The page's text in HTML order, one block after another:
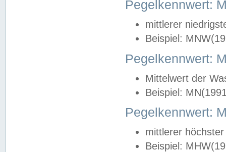
Pegelkennwert:
mittlerer
Beispiel:
Pegelkennwert:
Mittelwert der
Beispiel:
Pegelkennwert:
mittlerer
Beispiel: